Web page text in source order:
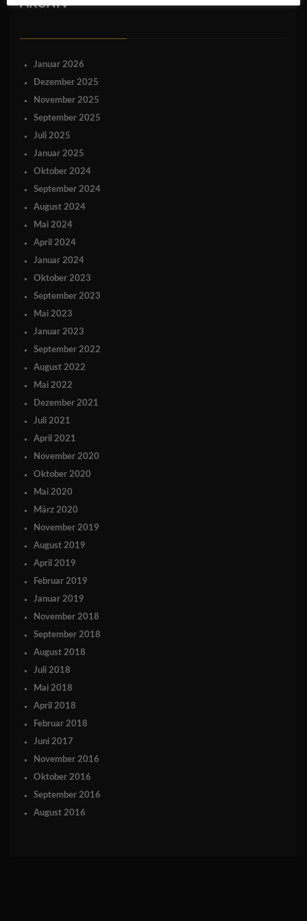
ARCHIV
Januar 2026
Dezember 2025
November 2025
September 2025
Juli 2025
Januar 2025
Oktober 2024
September 2024
August 2024
Mai 2024
April 2024
Januar 2024
Oktober 2023
September 2023
Mai 2023
Januar 2023
September 2022
August 2022
Mai 2022
Dezember 2021
Juli 2021
April 2021
November 2020
Oktober 2020
Mai 2020
März 2020
November 2019
August 2019
April 2019
Februar 2019
Januar 2019
November 2018
September 2018
August 2018
Juli 2018
Mai 2018
April 2018
Februar 2018
Juni 2017
November 2016
Oktober 2016
September 2016
August 2016